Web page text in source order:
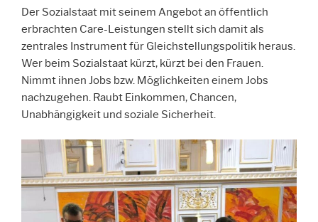
Der Sozialstaat mit seinem Angebot an öffentlich
erbrachten Care-Leistungen stellt sich damit als
zentrales Instrument für Gleichstellungspolitik heraus.
Wer beim Sozialstaat kürzt, kürzt bei den Frauen.
Nimmt ihnen Jobs bzw. Möglichkeiten einem Jobs
nachzugehen. Raubt Einkommen, Chancen,
Unabhängigkeit und soziale Sicherheit.